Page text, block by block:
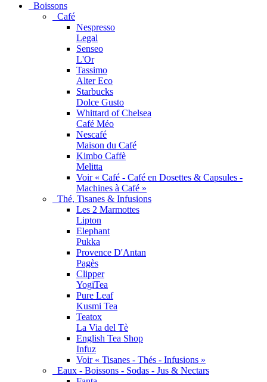
Boissons
Café
Nespresso
Legal
Senseo
L'Or
Tassimo
Alter Eco
Starbucks
Dolce Gusto
Whittard of Chelsea
Café Méo
Nescafé
Maison du Café
Kimbo Caffè
Melitta
Voir « Café - Café en Dosettes & Capsules -
Machines à Café »
Thé, Tisanes & Infusions
Les 2 Marmottes
Lipton
Elephant
Pukka
Provence D'Antan
Pagès
Clipper
YogiTea
Pure Leaf
Kusmi Tea
Teatox
La Via del Tè
English Tea Shop
Infuz
Voir « Tisanes - Thés - Infusions »
Eaux - Boissons - Sodas - Jus & Nectars